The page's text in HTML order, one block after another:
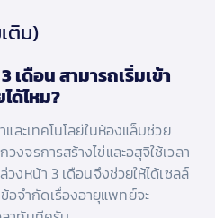
ติม)
เดือน สามารถเริ่มเข้า
ด้ไหม?
ละเทคโนโลยีในห้องแล็บช่วย
จรการสร้างไข่และอสุจิใช้เวลา
งหน้า 3 เดือนจึงช่วยให้ได้เซลล์
จำกัดเรื่องอายุแพทย์จะ